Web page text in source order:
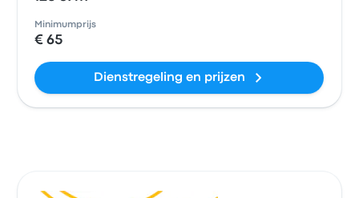
Minimumprijs
€ 65
Dienstregeling en prijzen